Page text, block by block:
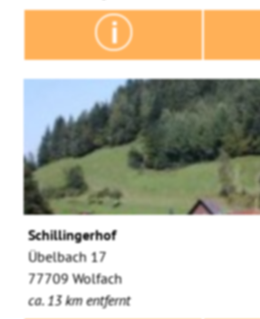
Schillingerhof
Übelbach 17
77709 Wolfach
ca. 13 km entfernt